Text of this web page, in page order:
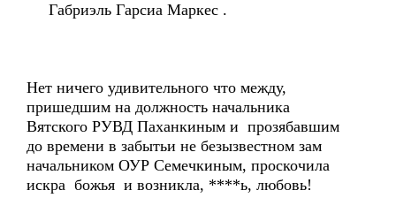
Габриэль Гарсиа Маркес .
Нет ничего удивительного что между,
пришедшим на должность начальника
Вятского РУВД Паханкиным и прозябавшим
до времени в забытьи не безызвестном зам
начальником ОУР Семечкиным, проскочила
искра божья и возникла, ****ь, любовь!